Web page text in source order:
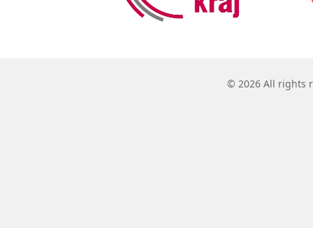
© 2026 All rights